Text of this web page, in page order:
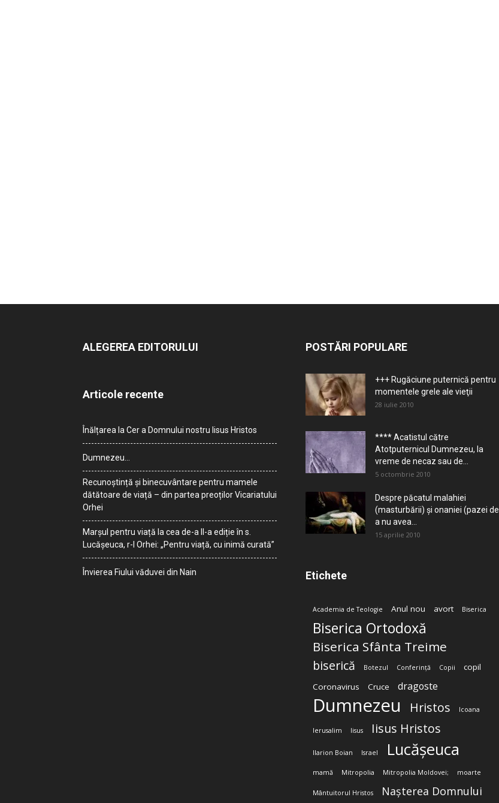
ALEGEREA EDITORULUI
Articole recente
Înălțarea la Cer a Domnului nostru Iisus Hristos
Dumnezeu…
Recunoștință și binecuvântare pentru mamele
dătătoare de viață – din partea preoților Vicariatului
Orhei
Marșul pentru viață la cea de-a II-a ediție în s.
Lucășeuca, r-l Orhei: „Pentru viață, cu inimă curată”
Învierea Fiului văduvei din Nain
POSTĂRI POPULARE
+++ Rugăciune puternică pentru
momentele grele ale vieţii
28 iulie 2010
**** Acatistul către
Atotputernicul Dumnezeu, la
vreme de necaz sau de...
5 octombrie 2010
Despre păcatul malahiei
(masturbării) şi onaniei (pazei de
a nu avea...
15 aprilie 2010
Etichete
Academia de Teologie Anul nou avort Biserica
Biserica Ortodoxă
Biserica Sfânta Treime
biserică Botezul Conferință Copii
copil
Coronavirus
Cruce dragoste
Dumnezeu Hristos Icoana
Ierusalim Iisus Iisus Hristos
Ilarion Boian Israel Lucășeuca
mamă Mitropolia Mitropolia Moldovei; moarte
Mântuitorul Hristos Nașterea Domnului